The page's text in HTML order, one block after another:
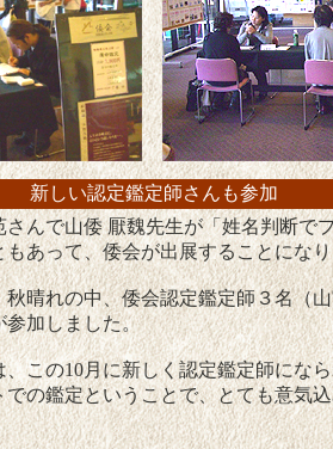
新しい認定鑑定師さんも参加
んで山倭 厭魏先生が「姓名判断で
もあって、倭会が出展することにな
秋晴れの中、倭会認定鑑定師３名
加しました。
この10月に新しく認定鑑定師にな
の鑑定ということで、とても意気